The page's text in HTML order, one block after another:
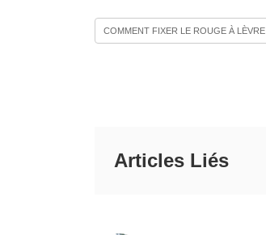
COMMENT FIXER LE ROUGE À LÈVRE
Articles Liés